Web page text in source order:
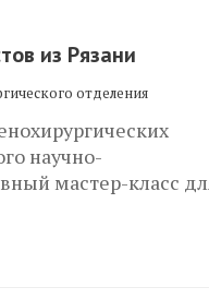
из Рязани
отделения
научно-
мастер-класс